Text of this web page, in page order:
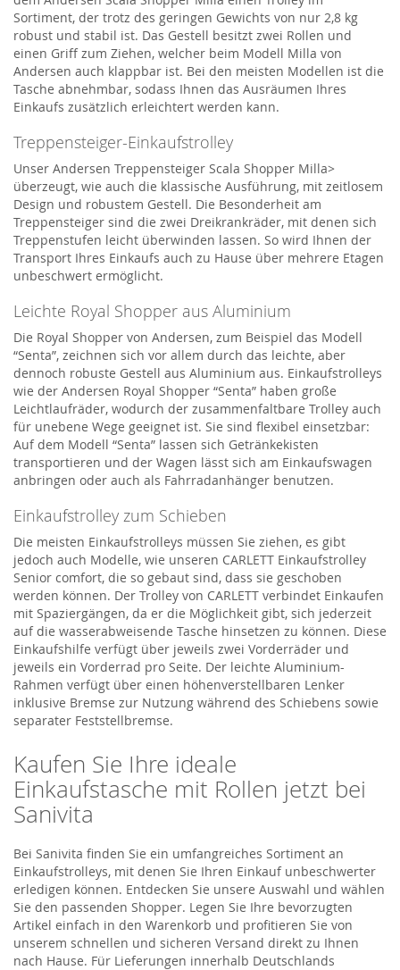
Sortiment, der trotz des geringen Gewichts von nur 2,8 kg
robust und stabil ist. Das Gestell besitzt zwei Rollen und
einen Griff zum Ziehen, welcher beim Modell Milla von
Andersen auch klappbar ist. Bei den meisten Modellen ist die
Tasche abnehmbar, sodass Ihnen das Ausräumen Ihres
Einkaufs zusätzlich erleichtert werden kann.
Treppensteiger-Einkaufstrolley
Unser Andersen Treppensteiger Scala Shopper Milla>
überzeugt, wie auch die klassische Ausführung, mit zeitlosem
Design und robustem Gestell. Die Besonderheit am
Treppensteiger sind die zwei Dreikrankräder, mit denen sich
Treppenstufen leicht überwinden lassen. So wird Ihnen der
Transport Ihres Einkaufs auch zu Hause über mehrere Etagen
unbeschwert ermöglicht.
Leichte Royal Shopper aus Aluminium
Die Royal Shopper von Andersen, zum Beispiel das Modell
“Senta”, zeichnen sich vor allem durch das leichte, aber
dennoch robuste Gestell aus Aluminium aus. Einkaufstrolleys
wie der Andersen Royal Shopper “Senta” haben große
Leichtlaufräder, wodurch der zusammenfaltbare Trolley auch
für unebene Wege geeignet ist. Sie sind flexibel einsetzbar:
Auf dem Modell “Senta” lassen sich Getränkekisten
transportieren und der Wagen lässt sich am Einkaufswagen
anbringen oder auch als Fahrradanhänger benutzen.
Einkaufstrolley zum Schieben
Die meisten Einkaufstrolleys müssen Sie ziehen, es gibt
jedoch auch Modelle, wie unseren CARLETT Einkaufstrolley
Senior comfort, die so gebaut sind, dass sie geschoben
werden können. Der Trolley von CARLETT verbindet Einkaufen
mit Spaziergängen, da er die Möglichkeit gibt, sich jederzeit
auf die wasserabweisende Tasche hinsetzen zu können. Diese
Einkaufshilfe verfügt über jeweils zwei Vorderräder und
jeweils ein Vorderrad pro Seite. Der leichte Aluminium-
Rahmen verfügt über einen höhenverstellbaren Lenker
inklusive Bremse zur Nutzung während des Schiebens sowie
separater Feststellbremse.
Kaufen Sie Ihre ideale
Einkaufstasche mit Rollen jetzt bei
Sanivita
Bei Sanivita finden Sie ein umfangreiches Sortiment an
Einkaufstrolleys, mit denen Sie Ihren Einkauf unbeschwerter
erledigen können. Entdecken Sie unsere Auswahl und wählen
Sie den passenden Shopper. Legen Sie Ihre bevorzugten
Artikel einfach in den Warenkorb und profitieren Sie von
unserem schnellen und sicheren Versand direkt zu Ihnen
nach Hause. Für Lieferungen innerhalb Deutschlands